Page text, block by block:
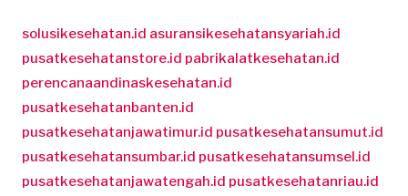
solusikesehatan.id asuransikesehatansyariah.id
pusatkesehatanstore.id pabrikalatkesehatan.id
perencanaandinaskesehatan.id
pusatkesehatanbanten.id
pusatkesehatanjawatimur.id pusatkesehatansumut.id
pusatkesehatansumbar.id pusatkesehatansumsel.id
pusatkesehatanjawatengah.id pusatkesehatanriau.id